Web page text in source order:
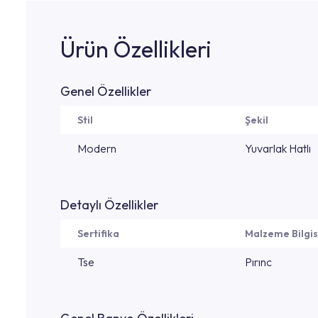
Ürün Özellikleri
Genel Özellikler
Stil Şekil
Modern Yuvarlak Hatlı
Detaylı Özellikler
Sertifika Malzeme
Tse Pırınc